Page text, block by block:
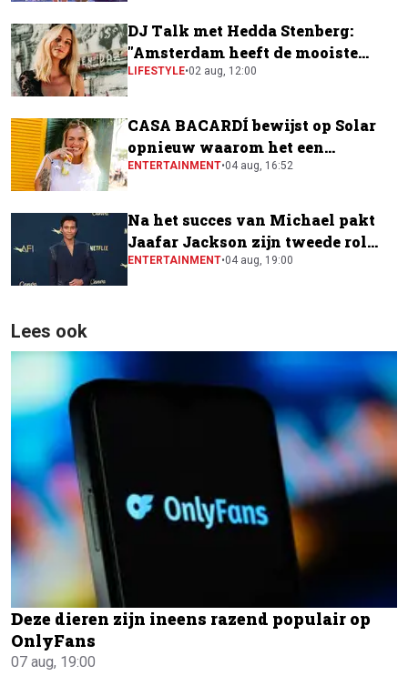
DJ Talk met Hedda Stenberg:
"Amsterdam heeft de mooiste
festivalscene van Europa"
LIFESTYLE•02 aug, 12:00
CASA BACARDÍ bewijst op Solar
opnieuw waarom het een
festivalfavoriet is
ENTERTAINMENT•04 aug, 16:52
Na het succes van Michael pakt
Jaafar Jackson zijn tweede rol
naast Will Smith
ENTERTAINMENT•04 aug, 19:00
Lees ook
Deze dieren zijn ineens razend populair op
OnlyFans
07 aug, 19:00